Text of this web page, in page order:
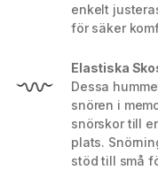
enkelt
för säker
Elastiska
Dessa
snören i
snörskor till
plats.
stöd till små